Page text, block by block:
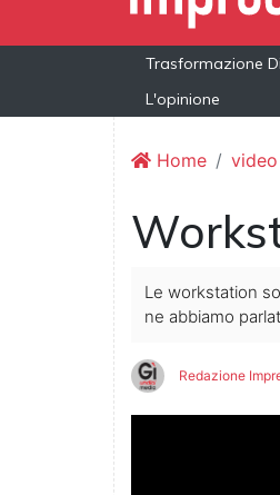
Trasformazione
L'opinione
Home video
Le workstation
ne abbiamo
Redazione